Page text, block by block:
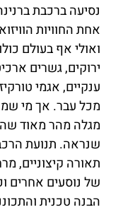
אחת החוויות
ואולי אף בעולם
ירוקים, גשרים
ענקיים, אגמי
מכל עבר. אך מי
מגלה מהר מאוד
שנראה. תנועת
תאורה קיצוניים,
של נוסעים אחרים
הבנה טכנית